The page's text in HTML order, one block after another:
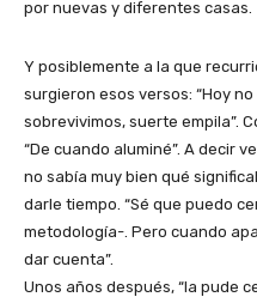
por nuevas y diferentes casas.
Y posiblemente a la que
surgieron esos versos: “Hoy
sobrevivimos, suerte empila”.
“De cuando aluminé”. A decir
no sabía muy bien qué
darle tiempo. “Sé que puedo
metodología-. Pero cuando
dar cuenta”.
Unos años después, “la pude